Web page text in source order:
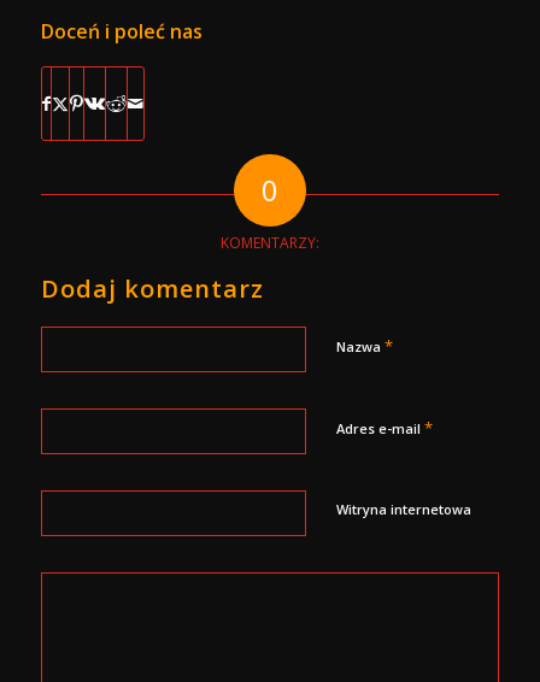
Doceń i poleć nas
0
KOMENTARZY:
Dodaj komentarz
Nazwa *
Adres e-mail *
Witryna internetowa